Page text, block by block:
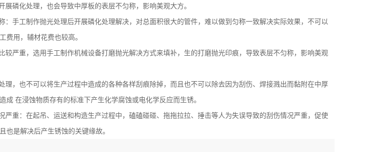
展磷化处理，也会导致中厚板的表层不匀称，影响美观大方。
：手工制作抛光处理后开展磷化处理解决，对总面积很大的管件，难以做到匀称一致解决实际效果，不可以
费用，辅材花费也较高。
较严重，选用手工制作机械设备打磨抛光解决方式来填补，生的打磨抛光印痕，导致表层不匀称，影响美观
理，也不可以将生产过程中造成的各种各样刮痕除掉，而且也不可以除去因为刮伤、焊接溅出而黏附在中厚
成 在浸蚀物质存有的标准下产生化学腐蚀或电化学反应而生锈。
严重：在起吊、运送和构造生产过程中，磕磕碰碰、拖拖拉拉、捶击等人为失误导致的刮伤情况严重，促使
也是解决后产生锈蚀的关键缘故。